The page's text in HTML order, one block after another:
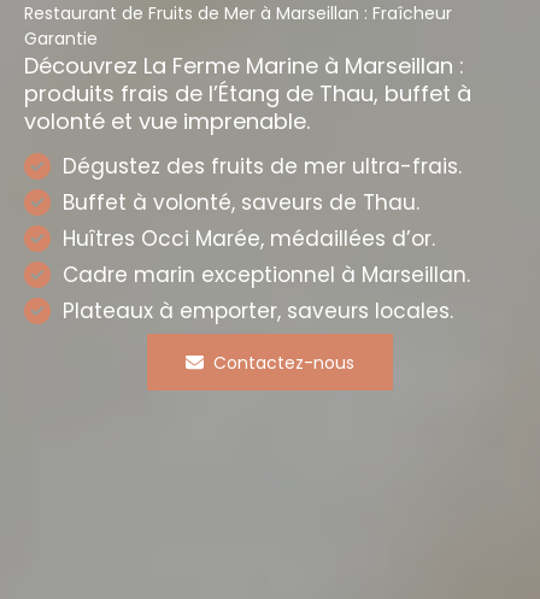
Restaurant de Fruits de Mer à Marseillan : Fraîcheur
Garantie
Découvrez La Ferme Marine à Marseillan :
produits frais de l’Étang de Thau, buffet à
volonté et vue imprenable.
Dégustez des fruits de mer ultra-frais.
Buffet à volonté, saveurs de Thau.
Huîtres Occi Marée, médaillées d’or.
Cadre marin exceptionnel à Marseillan.
Plateaux à emporter, saveurs locales.
Contactez-nous